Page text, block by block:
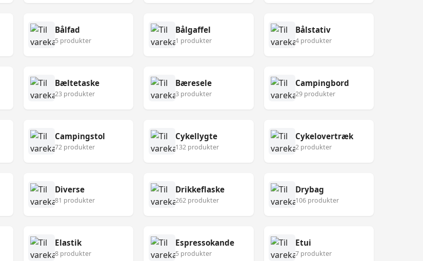
Bålfad
5 produkter
Bålgaffel
1 produkter
Bålstativ
4 produkter
Bæltetaske
23 produkter
Bæresele
3 produkter
Campingbord
29 produkter
Campingstol
72 produkter
Cykellygte
132 produkter
Cykelovertræk
2 produkter
Diverse
81 produkter
Drikkeflaske
262 produkter
Drybag
106 produkter
Elastik
8 produkter
Espressokande
5 produkter
Etui
7 produkter